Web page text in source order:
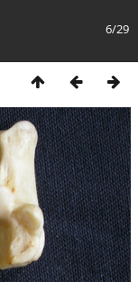
6/29